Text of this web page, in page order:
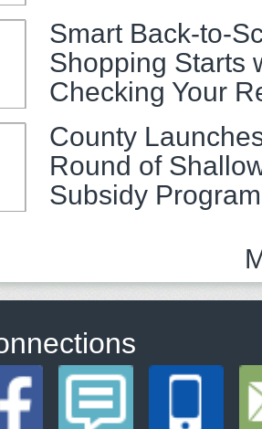
Smart Back-to-
Shopping Starts
Checking Your
County
Round of
Subsidy